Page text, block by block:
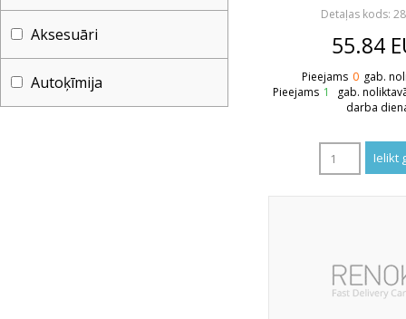
Aksesuāri
Autoķīmija
Detaļas kods:
55.84
Pieejams 0 gab.
Pieejams 1
gab.
darba